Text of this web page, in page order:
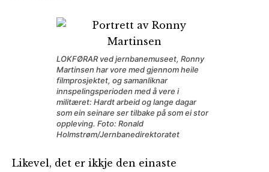
LOKFØRAR ved jernbanemuseet, Ronny
Martinsen har vore med gjennom heile
filmprosjektet, og samanliknar
innspelingsperioden med å vere i
militæret: Hardt arbeid og lange dagar
som ein seinare ser tilbake på som ei stor
oppleving. Foto: Ronald
Holmstrøm/Jernbanedirektoratet
Likevel, det er ikkje den einaste